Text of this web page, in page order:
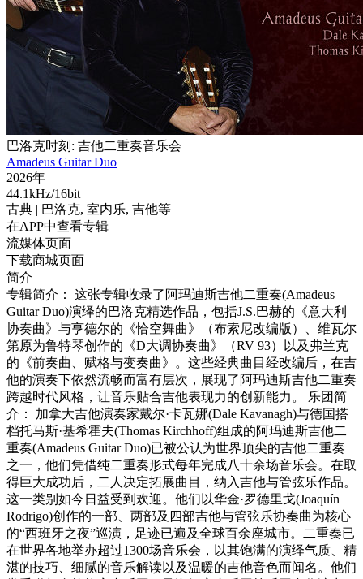
巴洛克时刻: 吉他二重奏音乐会
Amadeus Guitar Duo
2026年
44.1kHz/16bit
古典 | 巴洛克, 室内乐, 吉他等
在APP中查看专辑
流媒体页面
下载商城页面
简介
专辑简介： 这张专辑收录了阿玛迪斯吉他二重奏(Amadeus
Guitar Duo)演绎的巴洛克精选作品，包括J.S.巴赫的《意大利
协奏曲》与亨德尔的《恰空舞曲》（布索尼改编版）、维瓦尔
第原为鲁特琴创作的《D大调协奏曲》（RV 93）以及弗兰克
的《前奏曲、赋格与变奏曲》。这些经典曲目经改编后，在吉
他的演奏下依然流畅而富有层次，展现了阿玛迪斯吉他二重奏
跨越时代风格，让音乐贴合吉他表现力的创新能力。 乐团简
介： 加拿大吉他演奏家戴尔·卡瓦娜(Dale Kavanagh)与德国搭
档托马斯·基希霍夫(Thomas Kirchhoff)组成的阿玛迪斯吉他二
重奏(Amadeus Guitar Duo)已被公认为世界顶尖的吉他二重奏
之一，他们凭借纯二重奏形式每年完成八十余场音乐会。在取
得巨大成功后，二人决定拓展曲目，纳入吉他与管弦乐作品。
这一类别如今日益受到欢迎。他们以华金·罗德里戈(Joaquín
Rodrigo)创作的一部、两部及四部吉他与管弦乐协奏曲为核心
的“西班牙之夜”巡演，足迹已遍及全球百余座城市。二重奏已
在世界各地举办超过1300场音乐会，以其饱满的演绎气质、精
湛的技巧、细腻的音乐解读以及温暖的吉他音色而闻名。他们